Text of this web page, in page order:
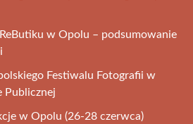
w Opolu – podsumowanie
Festiwalu Fotografii w
Publicznej
w Opolu (26-28 czerwca)